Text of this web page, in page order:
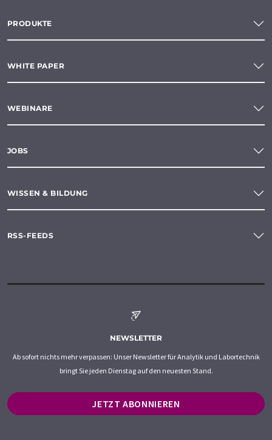
PRODUKTE
WHITE PAPER
WEBINARE
JOBS
WISSEN & BILDUNG
RSS-FEEDS
NEWSLETTER
Ab sofort nichts mehr verpassen: Unser Newsletter für Analytik und Labortechnik
bringt Sie jeden Dienstag auf den neuesten Stand.
JETZT ABONNIEREN